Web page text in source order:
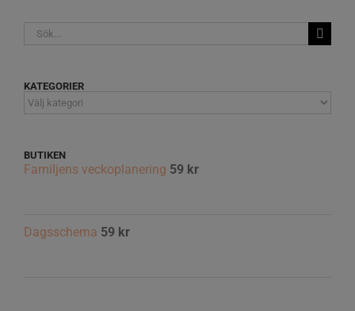
Sök
KATEGORIER
KATEGORIER
BUTIKEN
Familjens veckoplanering 59 kr
Dagsschema 59 kr